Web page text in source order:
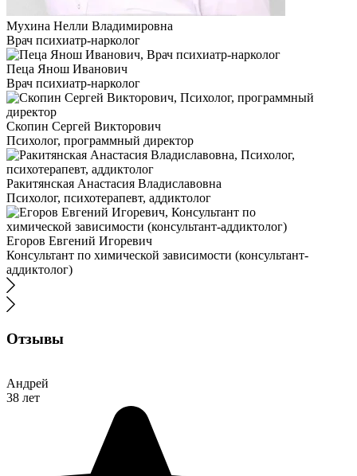
Мухина Нелли Владимировна
Врач психиатр-нарколог
Пеца Янош Иванович
Врач психиатр-нарколог
Скопин Сергей Викторович
Психолог, программный директор
Ракитянская Анастасия Владиславовна
Психолог, психотерапевт, аддиктолог
Егоров Евгений Игоревич
Консультант по химической зависимости (консультант-
аддиктолог)
Отзывы
Андрей
38 лет